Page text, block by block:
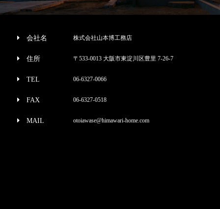
会社名 株式会社山本博工務店
住所 〒533-0013 大阪市東淀川区豊里 7-26-7
TEL 06-6327-0066
FAX 06-6327-0518
MAIL otoiawase@himawari-home.com